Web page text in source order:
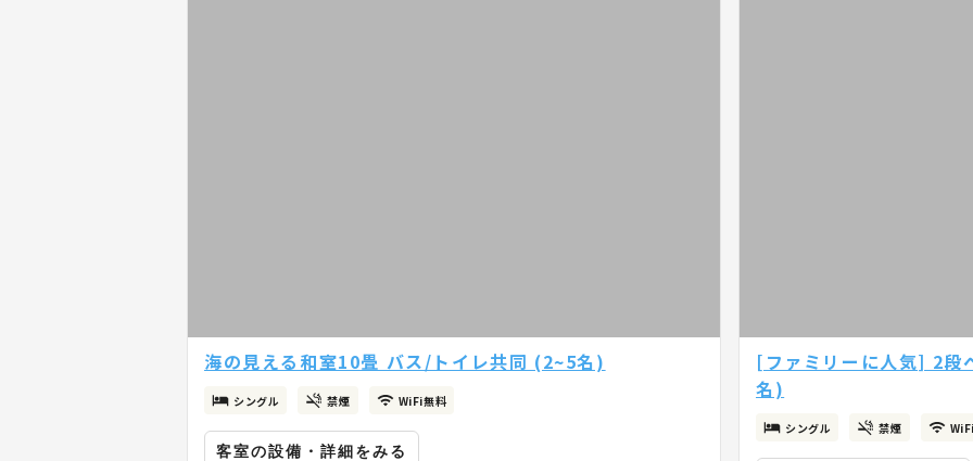
海の見える和室10畳 バス/トイレ共同 (2~5名)
シングル 禁煙 WiFi無料
客室の設備・詳細をみる
[ファミリーに人気] 2段
名)
シングル 禁煙